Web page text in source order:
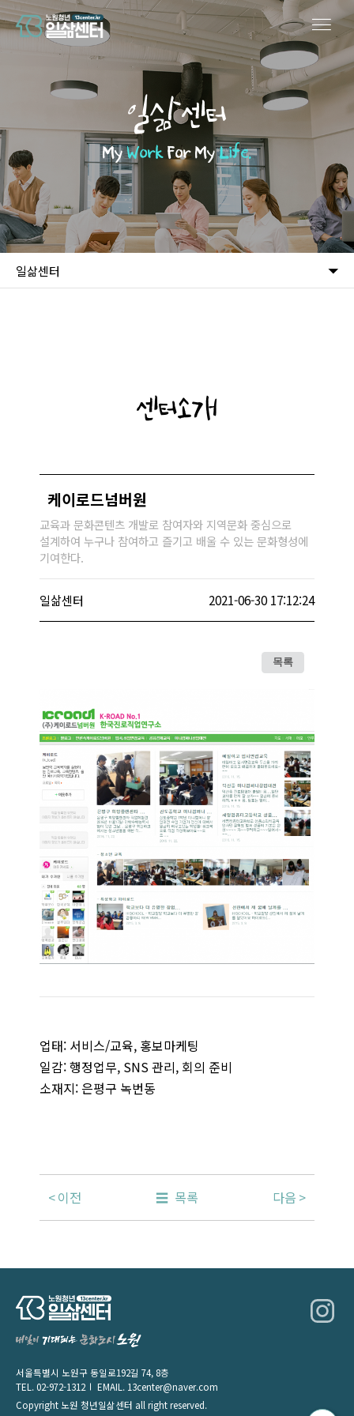
일삶센터
MyWorkFor MyLife.
일삶센터
센터소개
케이로드넘버원
교육과 문화콘텐츠 개발로 참여자와 지역문화 중심으로
설계하여 누구나 참여하고 즐기고 배울 수 있는 문화형성에
기여한다.
일삶센터 2021-06-30 17:12:24
목록
업태: 서비스/교육, 홍보마케팅
일감: 행정업무, SNS 관리, 회의 준비
소재지: 은평구 녹번동
이전 목록 다음
서울특별시 노원구 동일로192길 74, 8층
TEL.02-972-1312 EMAIL. 13center@naver.com
Copyright 노원 청년일삶센터 all right reserved.